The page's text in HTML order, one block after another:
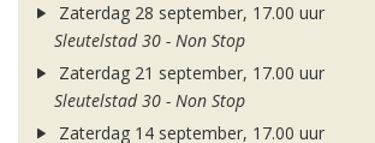
Zaterdag 28 september, 17.00 uur
Sleutelstad 30 - Non Stop
Zaterdag 21 september, 17.00 uur
Sleutelstad 30 - Non Stop
Zaterdag 14 september, 17.00 uur